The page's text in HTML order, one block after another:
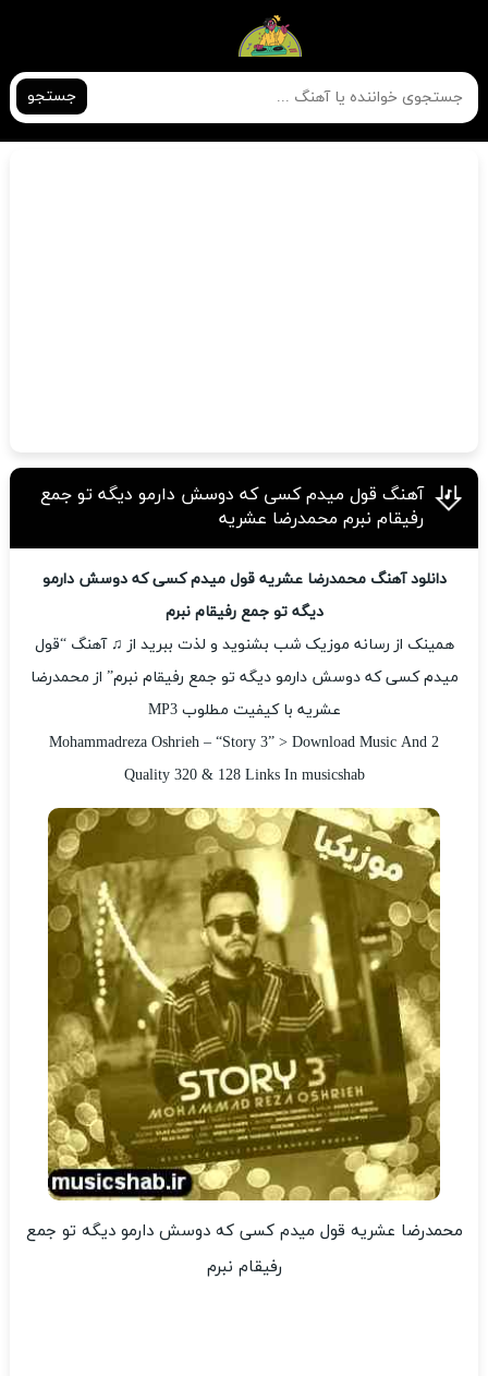
جستجو
آهنگ قول میدم کسی که دوسش دارمو دیگه تو جمع
رفیقام نبرم محمدرضا عشریه
دانلود آهنگ محمدرضا عشریه قول میدم کسی که دوسش دارمو
دیگه تو جمع رفیقام نبرم
همینک از رسانه موزیک شب بشنوید و لذت ببرید از ♫ آهنگ “قول
میدم کسی که دوسش دارمو دیگه تو جمع رفیقام نبرم” از محمدرضا
عشریه با کیفیت مطلوب MP3
Mohammadreza Oshrieh – “Story 3” > Download Music And 2
Quality 320 & 128 Links In musicshab
محمدرضا عشریه قول میدم کسی که دوسش دارمو دیگه تو جمع
رفیقام نبرم